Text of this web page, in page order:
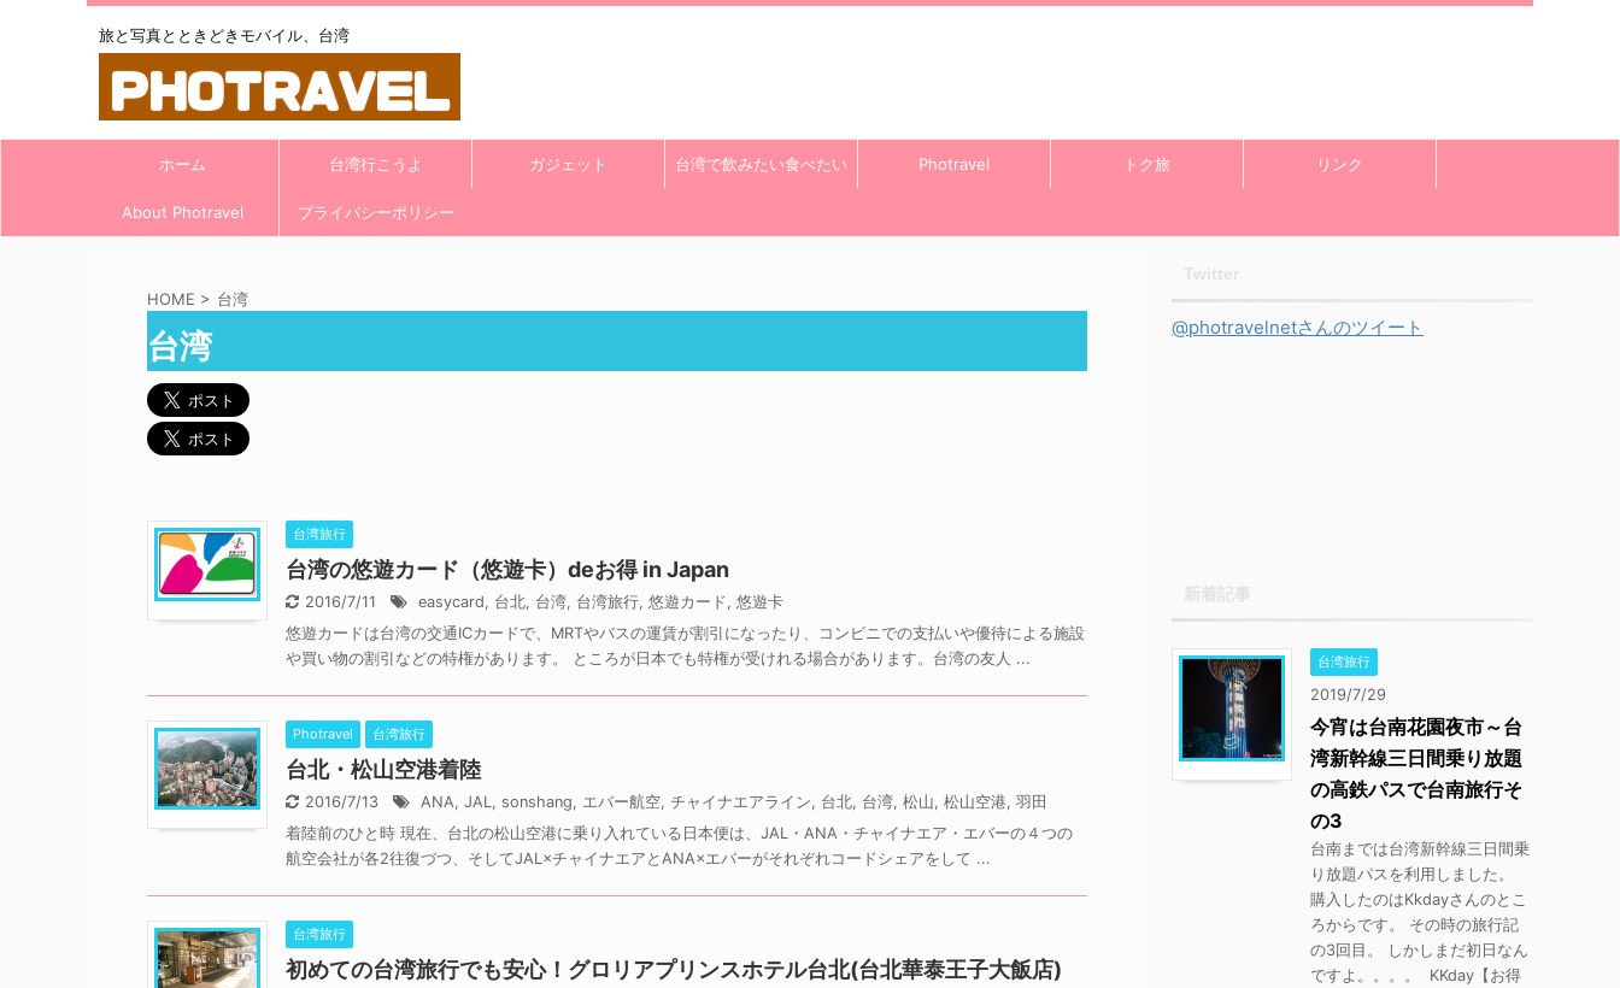
旅と写真とときどきモバイル、台湾
ホーム 台湾行こうよ ガジェット 台湾で飲みたい食べたい Photravel トク旅 リンク
About Photravel プライバシーポリシー
HOME > 台湾
台湾
台湾旅行
台湾の悠遊カード（悠遊卡）deお得 in Japan
2016/7/11 easycard, 台北, 台湾, 台湾旅行, 悠遊カード, 悠遊卡
悠遊カードは台湾の交通ICカードで、MRTやバスの運賃が割引になったり、コンビニでの支払いや優待による施設
や買い物の割引などの特権があります。 ところが日本でも特権が受けれる場合があります。台湾の友人 ...
Photravel 台湾旅行
台北・松山空港着陸
2016/7/13 ANA, JAL, sonshang, エバー航空, チャイナエアライン, 台北, 台湾, 松山, 松山空港, 羽田
着陸前のひと時 現在、台北の松山空港に乗り入れている日本便は、JAL・ANA・チャイナエア・エバーの４つの
航空会社が各2往復づつ、そしてJAL×チャイナエアとANA×エバーがそれぞれコードシェアをして ...
台湾旅行
初めての台湾旅行でも安心！グロリアプリンスホテル台北(台北華泰王子大飯店)
@photravelnetさんのツイート
台湾旅行
2019/7/29
今宵は台南花園夜市～台
湾新幹線三日間乗り放題
の高鉄パスで台南旅行そ
の3
台南までは台湾新幹線三日間乗
り放題パスを利用しました。
購入したのはKkdayさんのとこ
ろからです。 その時の旅行記
の3回目。 しかしまだ初日なん
ですよ。。。。 KKday【お得